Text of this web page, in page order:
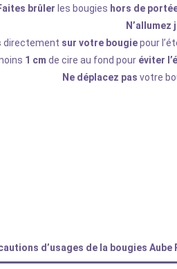
brûler les bougies hors de
N’allumez
directement sur votre bougiepour
1 cm de cire au fond pour éviter
Ne déplacez pas votre
d’usages de la bougies